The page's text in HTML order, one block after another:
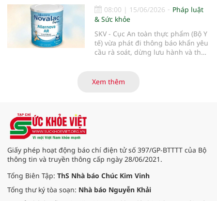
thuộc thương hiệu Nara Organics
tại thị trường Việt Nam nhằm bảo
vệ tuyệt đối sức khỏe người tiêu
dùng.
08:00 | 15/06/2026
Pháp luật
& Sức khỏe
SKV - Cục An toàn thực phẩm (Bộ Y
tế) vừa phát đi thông báo khẩn yêu
cầu rà soát, dừng lưu hành và thu
sản xuất sau khi ghi nhận nhiều
Xem thêm
Giấy phép hoạt động báo chí điện tử số 397/GP-BTTTT của Bộ
thông tin và truyền thông cấp ngày 28/06/2021.
Tổng Biên Tập: ThS Nhà báo Chúc Kim Vinh
Tổng thư ký tòa soạn: Nhà báo Nguyễn Khải